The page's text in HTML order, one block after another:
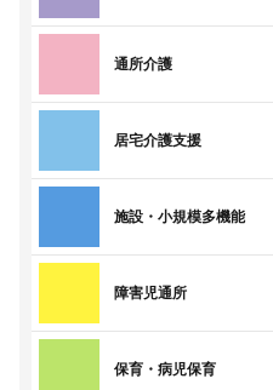
通所介護
居宅介護支援
施設・小規模多機能
障害児通所
保育・病児保育